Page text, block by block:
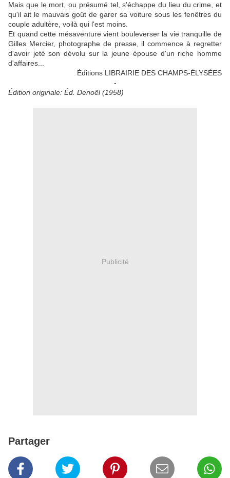
Mais que le mort, ou présumé tel, s'échappe du lieu du crime, et
qu'il ait le mauvais goût de garer sa voiture sous les fenêtres du
couple adultère, voilà qui l'est moins.
Et quand cette mésaventure vient bouleverser la vie tranquille de
Gilles Mercier, photographe de presse, il commence à regretter
d'avoir jeté son dévolu sur la jeune épouse d'un riche homme
d'affaires...
Éditions LIBRAIRIE DES CHAMPS-ÉLYSÉES
-
Édition originale: Éd. Denoël (1958)
Publicité
Partager